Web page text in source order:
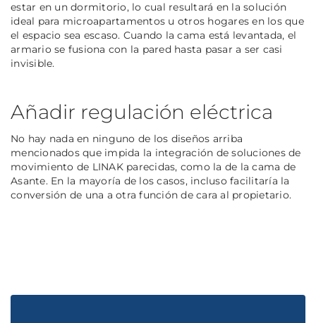
estar en un dormitorio, lo cual resultará en la solución
ideal para microapartamentos u otros hogares en los que
el espacio sea escaso. Cuando la cama está levantada, el
armario se fusiona con la pared hasta pasar a ser casi
invisible.
Añadir regulación eléctrica
No hay nada en ninguno de los diseños arriba
mencionados que impida la integración de soluciones de
movimiento de LINAK parecidas, como la de la cama de
Asante. En la mayoría de los casos, incluso facilitaría la
conversión de una a otra función de cara al propietario.